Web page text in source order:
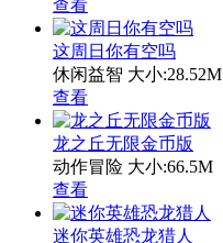
查看
这周日你有空吗
休闲益智 大小:28.52M
查看
龙之丘无限金币版
动作冒险 大小:66.5M
查看
迷你英雄恐龙猎人